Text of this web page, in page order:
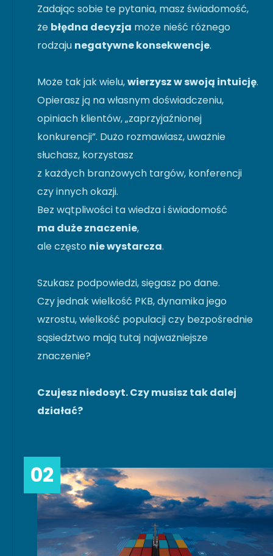
Zadając sobie te pytania, masz świadomość,
że błędna decyzja może nieść różnego
rodzaju negatywne konsekwencje.
Może tak jak wielu,wierzysz w swoją intuicję.
Opierasz ją na własnym doświadczeniu,
opiniach klientów, „zaprzyjaźnionej
konkurencji”. Dużo rozmawiasz, uważnie
słuchasz, korzystasz
z każdych branżowych targów, konferencji
czy innych okazji.
Bez wątpliwości ta wiedza i świadomość
ma duże znaczenie,
ale często nie wystarcza.
Szukasz podpowiedzi, sięgasz po dane.
Czy jednak wielkość PKB, dynamika jego
wzrostu, wielkość populacji czy bezpośrednie
sąsiedztwo mają tutaj najważniejsze
znaczenie?
Czujesz niedosyt. Czy musisz tak dalej
działać?
02